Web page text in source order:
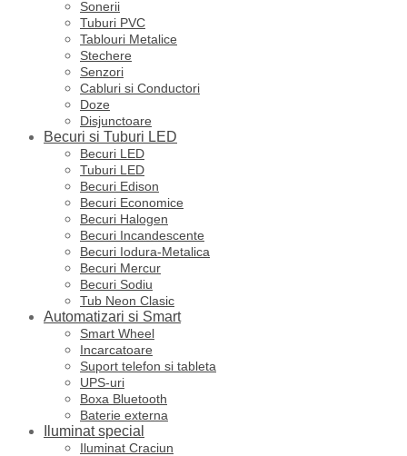
Sonerii
Tuburi PVC
Tablouri Metalice
Stechere
Senzori
Cabluri si Conductori
Doze
Disjunctoare
Becuri si Tuburi LED
Becuri LED
Tuburi LED
Becuri Edison
Becuri Economice
Becuri Halogen
Becuri Incandescente
Becuri Iodura-Metalica
Becuri Mercur
Becuri Sodiu
Tub Neon Clasic
Automatizari si Smart
Smart Wheel
Incarcatoare
Suport telefon si tableta
UPS-uri
Boxa Bluetooth
Baterie externa
Iluminat special
Iluminat Craciun